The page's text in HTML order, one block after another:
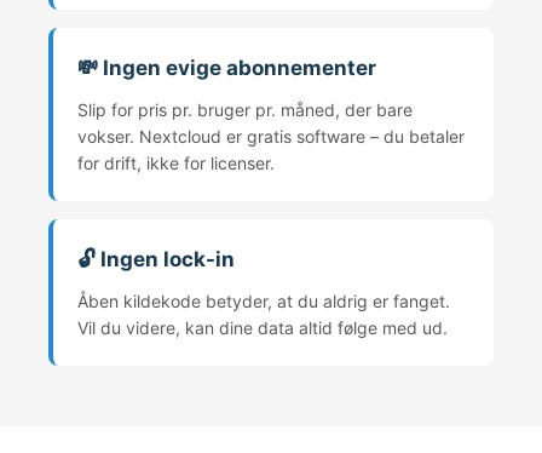
💸 Ingen evige abonnementer
Slip for pris pr. bruger pr. måned, der bare
vokser. Nextcloud er gratis software – du betaler
for drift, ikke for licenser.
🔓 Ingen lock-in
Åben kildekode betyder, at du aldrig er fanget.
Vil du videre, kan dine data altid følge med ud.